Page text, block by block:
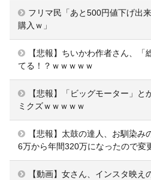
フリマ民「あと500円値下げ出
購入ｗ」
【悲報】ちいかわ作者さん、
てる！？ｗｗｗｗｗ
【悲報】「ビッグモーター」
ミクズｗｗｗｗｗ
【悲報】太鼓の達人、お馴染み
6万から年間320万になったので変
【動画】女さん、インスタ映